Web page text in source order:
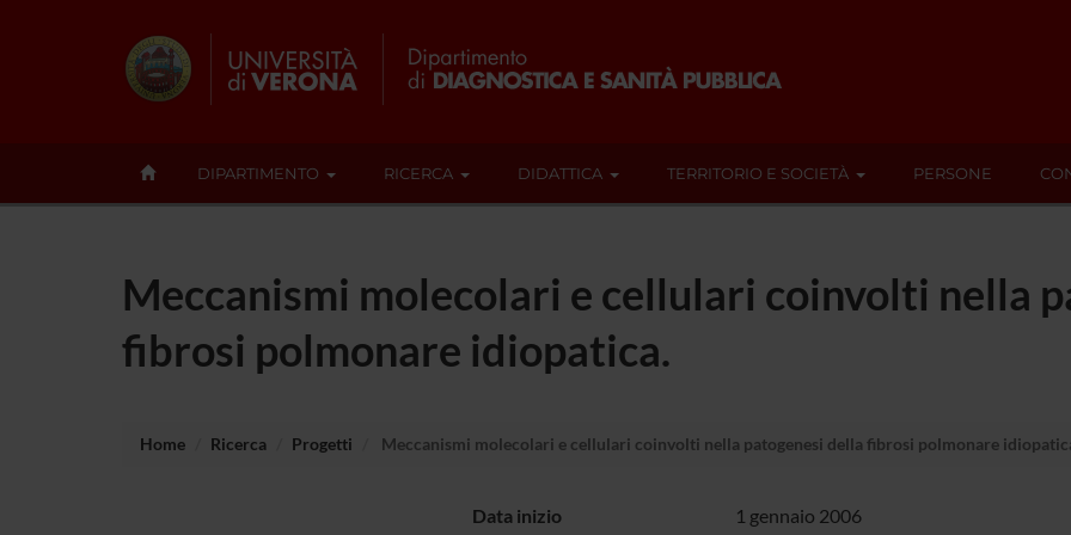
DIPARTIMENTO RICERCA DIDATTICA TERRITORIO E SOCIETÀ PERSONE
Meccanismi molecolari e cellulari coinvolti nella
fibrosi polmonare idiopatica.
Home Ricerca Progetti Meccanismi molecolari e cellulari coinvolti nella patogenesi della fibrosi polmonare
Data inizio
1 gennaio 2006